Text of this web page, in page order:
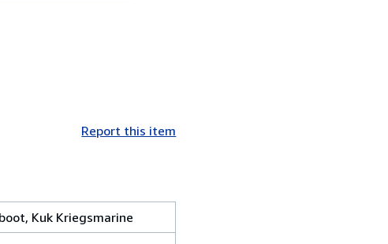
Report this item
Kuk Kriegsmarine